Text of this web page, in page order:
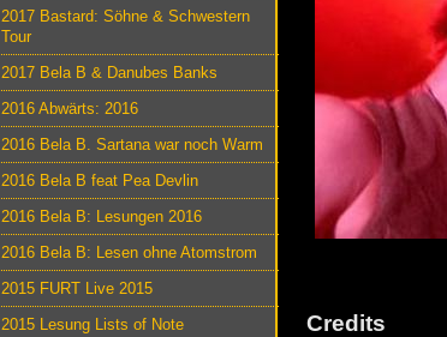
2017 Bastard: Söhne & Schwestern
Tour
2017 Bela B & Danubes Banks
2016 Abwärts: 2016
2016 Bela B. Sartana war noch Warm
2016 Bela B feat Pea Devlin
2016 Bela B: Lesungen 2016
2016 Bela B: Lesen ohne Atomstrom
2015 FURT Live 2015
2015 Lesung Lists of Note
Credits